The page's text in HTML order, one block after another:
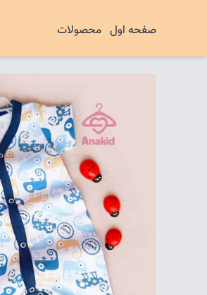
صفحه اول محصولات